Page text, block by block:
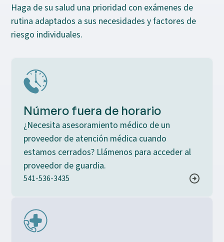
Haga de su salud una prioridad con exámenes de
rutina adaptados a sus necesidades y factores de
riesgo individuales.
Número fuera de horario
¿Necesita asesoramiento médico de un
proveedor de atención médica cuando
estamos cerrados? Llámenos para acceder al
proveedor de guardia.
541-536-3435